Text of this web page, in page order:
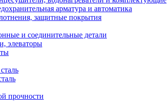
арматура и автоматика
защитные покрытия
и соединительные детали
элеваторы
прочности